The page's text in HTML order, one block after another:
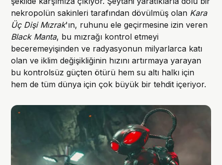
nekropolün sakinleri tarafından dövülmüş olan Kara
Üç Dişi Mızrak'ın, ruhunu ele geçirmesine izin veren
Black Manta, bu mızrağı kontrol etmeyi
beceremeyişinden ve radyasyonun milyarlarca katı
olan ve iklim değişikliğinin hızını artırmaya yarayan
bu kontrolsüz güçten ötürü hem su altı halkı için
hem de tüm dünya için çok büyük bir tehdit içeriyor.